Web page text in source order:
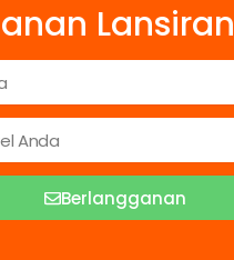
Lansiran
Berlangganan